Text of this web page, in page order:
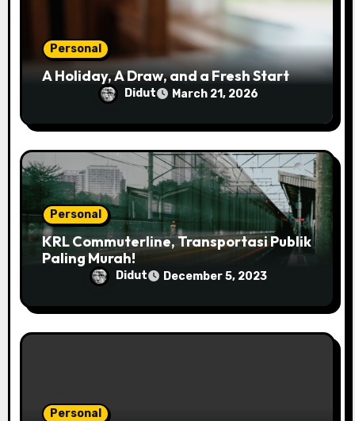
Personal
A Holiday, A Draw, and a Fresh Start
Didut March 21, 2026
Personal
KRL Commuterline, Transportasi Publik
Paling Murah!
Didut December 5, 2023
Personal